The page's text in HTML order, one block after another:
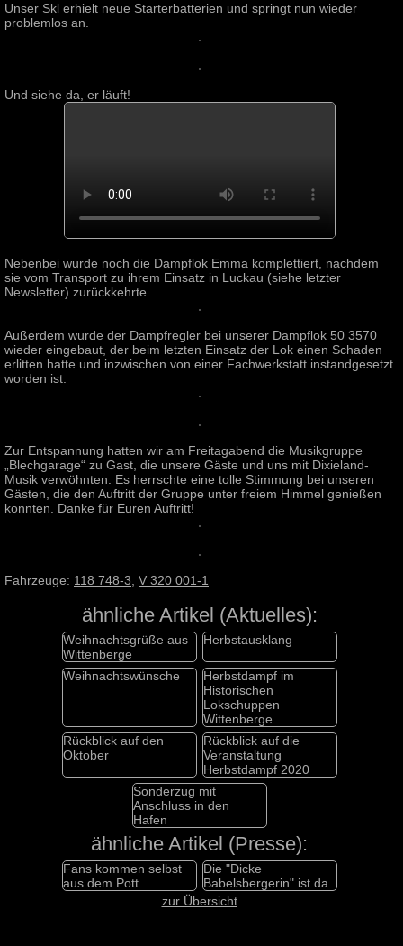
Unser Skl erhielt neue Starterbatterien und springt nun wieder
problemlos an.
Und siehe da, er läuft!
Nebenbei wurde noch die Dampflok Emma komplettiert, nachdem
sie vom Transport zu ihrem Einsatz in Luckau (siehe letzter
Newsletter) zurückkehrte.
Außerdem wurde der Dampfregler bei unserer Dampflok 50 3570
wieder eingebaut, der beim letzten Einsatz der Lok einen Schaden
erlitten hatte und inzwischen von einer Fachwerkstatt instandgesetzt
worden ist.
Zur Entspannung hatten wir am Freitagabend die Musikgruppe
„Blechgarage“ zu Gast, die unsere Gäste und uns mit Dixieland-
Musik verwöhnten. Es herrschte eine tolle Stimmung bei unseren
Gästen, die den Auftritt der Gruppe unter freiem Himmel genießen
konnten. Danke für Euren Auftritt!
Fahrzeuge: 118 748-3 V 320 001-1
ähnliche Artikel (Aktuelles):
Weihnachtsgrüße aus
Wittenberge
Herbstausklang
Weihnachtswünsche
Herbstdampf im
Historischen
Lokschuppen
Wittenberge
Rückblick auf den
Oktober
Rückblick auf die
Veranstaltung
Herbstdampf 2020
Sonderzug mit
Anschluss in den
Hafen
ähnliche Artikel (Presse):
Fans kommen selbst
aus dem Pott
Die "Dicke
Babelsbergerin" ist da
zur Übersicht